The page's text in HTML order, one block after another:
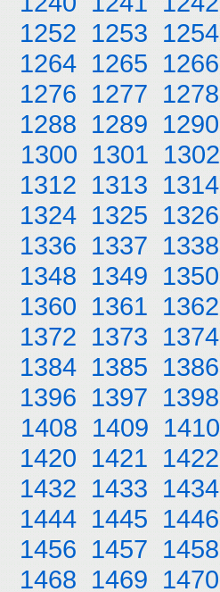
1252 1253 1254
1264 1265 1266
1276 1277 1278
1288 1289 1290
1300 1301 1302
1312 1313 1314
1324 1325 1326
1336 1337 1338
1348 1349 1350
1360 1361 1362
1372 1373 1374
1384 1385 1386
1396 1397 1398
1408 1409 1410
1420 1421 1422
1432 1433 1434
1444 1445 1446
1456 1457 1458
1468 1469 1470